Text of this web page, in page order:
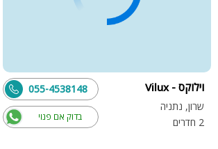
וילוקס - Vilux
שרון, נתניה
2 חדרים
בדוק אם פנוי
055-4538148